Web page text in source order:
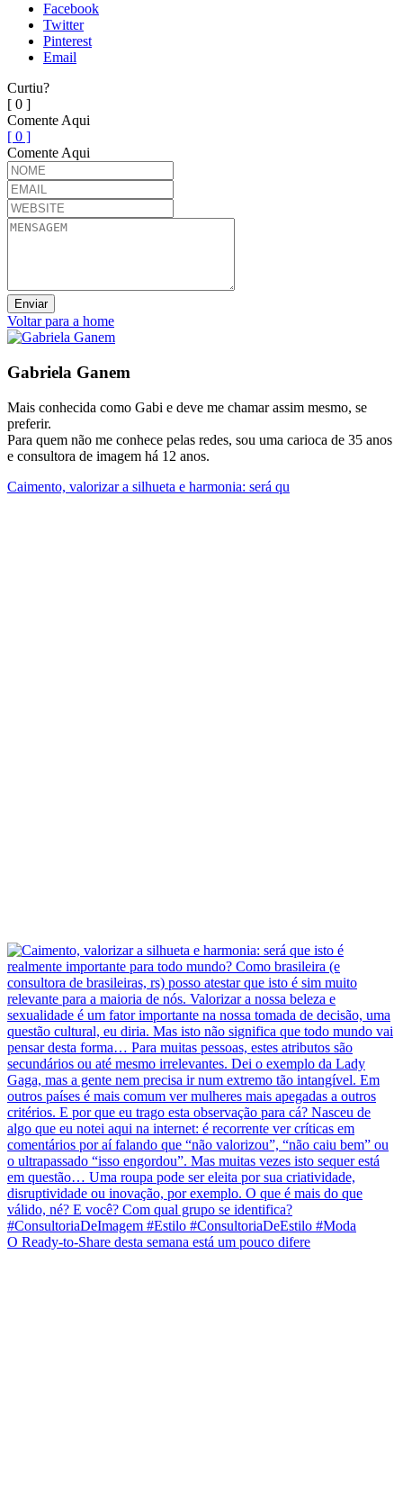
Facebook
Twitter
Pinterest
Email
Curtiu?
[ 0 ]
Comente Aqui
[ 0 ]
Comente Aqui
Voltar para a home
Gabriela Ganem
Mais conhecida como Gabi e deve me chamar assim mesmo, se
preferir.
Para quem não me conhece pelas redes, sou uma carioca de 35 anos
e consultora de imagem há 12 anos.
Caimento, valorizar a silhueta e harmonia: será qu
O Ready-to-Share desta semana está um pouco difere